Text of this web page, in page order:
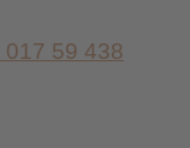
017 59 438